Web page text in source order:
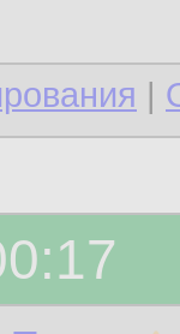
|